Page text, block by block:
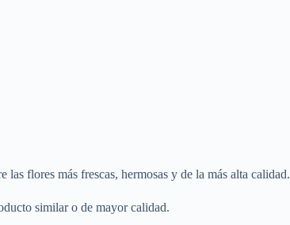
flores más frescas, hermosas y de la más alta calidad.
similar o de mayor calidad.